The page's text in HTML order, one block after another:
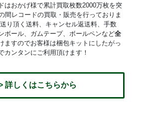
はおかげ様で累計買取枚数2000万枚を突
間レコードの買取・販売を行っておりま
り頂く送料、キャンセル返送料、手数
ボール、ガムテープ、ボールペンなど全
ますのでお客様は梱包キットにしたがっ
カンタンにご利用頂けます！
詳しくはこちらから